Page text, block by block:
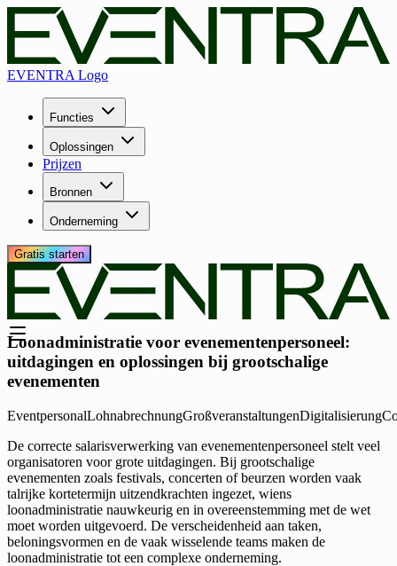
EVENTRA Logo
Functies
Oplossingen
Prijzen
Bronnen
Onderneming
Gratis starten
Loonadministratie voor evenementenpersoneel:
uitdagingen en oplossingen bij grootschalige
evenementen
EventpersonalLohnabrechnungGroßveranstaltungenDigitalisierung
De correcte salarisverwerking van evenementenpersoneel stelt veel
organisatoren voor grote uitdagingen. Bij grootschalige
evenementen zoals festivals, concerten of beurzen worden vaak
talrijke kortetermijn uitzendkrachten ingezet, wiens
loonadministratie nauwkeurig en in overeenstemming met de wet
moet worden uitgevoerd. De verscheidenheid aan taken,
beloningsvormen en de vaak wisselende teams maken de
loonadministratie tot een complexe onderneming.